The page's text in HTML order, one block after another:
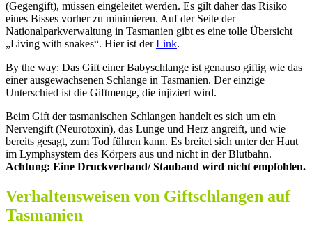
(Gegengift), müssen eingeleitet werden. Es gilt daher das Risiko
eines Bisses vorher zu minimieren. Auf der Seite der
Nationalparkverwaltung in Tasmanien gibt es eine tolle Übersicht
„Living with snakes“. Hier ist derLink.
By the way: Das Gift einer Babyschlange ist genauso giftig wie das
einer ausgewachsenen Schlange in Tasmanien. Der einzige
Unterschied ist die Giftmenge, die injiziert wird.
Beim Gift der tasmanischen Schlangen handelt es sich um ein
Nervengift (Neurotoxin), das Lunge und Herz angreift, und wie
bereits gesagt, zum Tod führen kann. Es breitet sich unter der Haut
im Lymphsystem des Körpers aus und nicht in der Blutbahn.
Achtung: Eine Druckverband/ Stauband wird nicht empfohlen.
Verhaltensweisen von Giftschlangen auf
Tasmanien